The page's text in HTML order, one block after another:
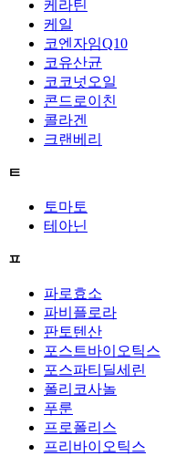
케라틴
케일
코엔자임Q10
코유산균
코코넛오일
콘드로이친
콜라겐
크랜베리
ㅌ
토마토
테아닌
ㅍ
파로효소
파비플로라
판토텐산
포스트바이오틱스
포스파티딜세린
폴리코사놀
푸룬
프로폴리스
프리바이오틱스